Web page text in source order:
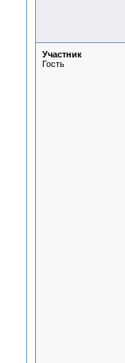
Участник
Гость